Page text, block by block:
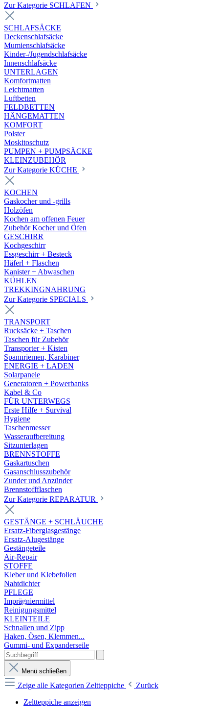
Zur Kategorie SCHLAFEN
SCHLAFSÄCKE
Deckenschlafsäcke
Mumienschlafsäcke
Kinder-/Jugendschlafsäcke
Innenschlafsäcke
UNTERLAGEN
Komfortmatten
Leichtmatten
Luftbetten
FELDBETTEN
HÄNGEMATTEN
KOMFORT
Polster
Moskitoschutz
PUMPEN + PUMPSÄCKE
KLEINZUBEHÖR
Zur Kategorie KÜCHE
KOCHEN
Gaskocher und -grills
Holzöfen
Kochen am offenen Feuer
Zubehör Kocher und Öfen
GESCHIRR
Kochgeschirr
Essgeschirr + Besteck
Häferl + Flaschen
Kanister + Abwaschen
KÜHLEN
TREKKINGNAHRUNG
Zur Kategorie SPECIALS
TRANSPORT
Rucksäcke + Taschen
Taschen für Zubehör
Transporter + Kisten
Spannriemen, Karabiner
ENERGIE + LADEN
Solarpanele
Generatoren + Powerbanks
Kabel & Co
FÜR UNTERWEGS
Erste Hilfe + Survival
Hygiene
Taschenmesser
Wasseraufbereitung
Sitzunterlagen
BRENNSTOFFE
Gaskartuschen
Gasanschlusszubehör
Zunder und Anzünder
Brennstoffflaschen
Zur Kategorie REPARATUR
GESTÄNGE + SCHLÄUCHE
Ersatz-Fiberglasgestänge
Ersatz-Alugestänge
Gestängeteile
Air-Repair
STOFFE
Kleber und Klebefolien
Nahtdichter
PFLEGE
Imprägniermittel
Reinigungsmittel
KLEINTEILE
Schnallen und Zipp
Haken, Ösen, Klemmen...
Gummi- und Expanderseile
Menü schließen
Zeige alle Kategorien Zeltteppiche
Zurück
Zeltteppiche anzeigen